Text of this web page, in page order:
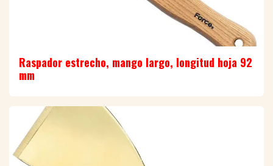
Raspador estrecho, mango largo, longitud hoja 92
mm